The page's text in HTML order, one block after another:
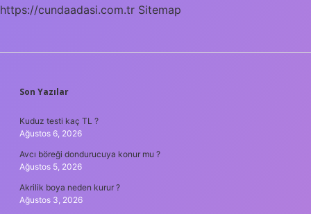
https://cundaadasi.com.tr Sitemap
SIDEBAR
Son Yazılar
Kuduz testi kaç TL ?
Ağustos 6, 2026
Avcı böreği dondurucuya konur mu ?
Ağustos 5, 2026
Akrilik boya neden kurur ?
Ağustos 3, 2026